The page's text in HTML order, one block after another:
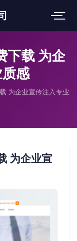
下载 为企
感
为企业宣传注入专业
为企业宣